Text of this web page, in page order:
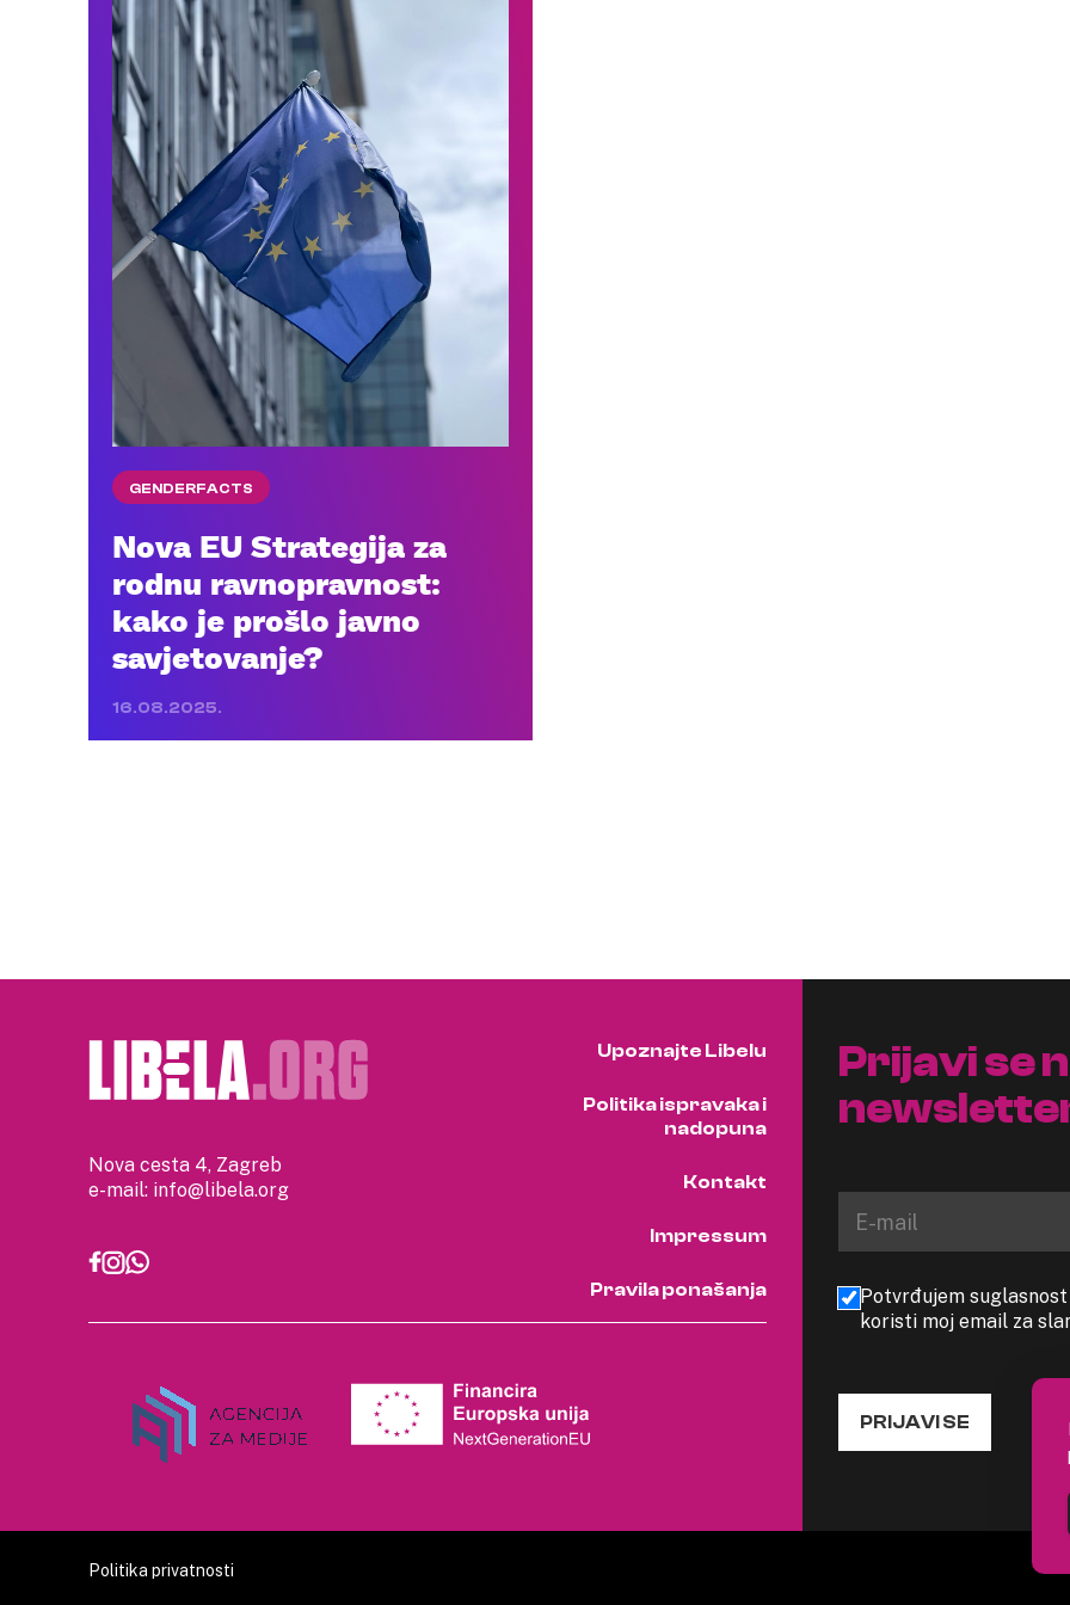
GENDERFACTS
Nova EU Strategija za
rodnu ravnopravnost:
kako je prošlo javno
savjetovanje?
16.08.2025.
Nova cesta 4, Zagreb
e-mail: info@libela.org
Upoznajte Libelu
Politika ispravaka i
nadopuna
Kontakt
Impressum
Pravila ponašanja
Prijavi se
Potvrđujem
koristi moj email za
PRIJAVI SE
Politika privatnosti